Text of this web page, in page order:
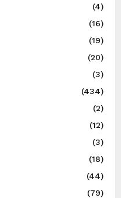
(4)
(16)
(19)
(20)
(3)
(434)
(2)
(12)
(3)
(18)
(44)
(79)